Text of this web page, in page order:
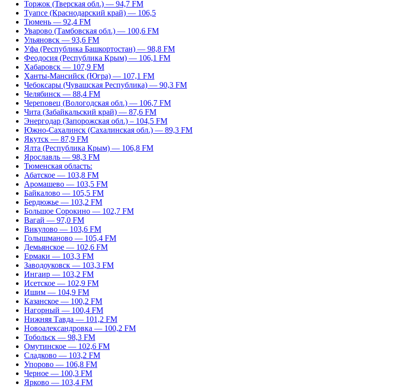
Торжок (Тверская обл.) — 94,7 FM
Туапсе (Краснодарский край) — 106,5
Тюмень — 92,4 FM
Уварово (Тамбовская обл.) — 100,6 FM
Ульяновск — 93,6 FM
Уфа (Республика Башкортостан) — 98,8 FM
Феодосия (Республика Крым) — 106,1 FM
Хабаровск — 107,9 FM
Ханты-Мансийск (Югра) — 107,1 FM
Чебоксары (Чувашская Республика) — 90,3 FM
Челябинск — 88,4 FM
Череповец (Вологодская обл.) — 106,7 FM
Чита (Забайкальский край) — 87,6 FM
Энергодар (Запорожская обл.) – 104,5 FM
Южно-Сахалинск (Сахалинская обл.) — 89,3 FM
Якутск — 87,9 FM
Ялта (Республика Крым) — 106,8 FM
Ярославль — 98,3 FM
Тюменская область:
Абатское — 103,8 FM
Аромашево — 103,5 FM
Байкалово — 105,5 FM
Бердюжье — 103,2 FM
Большое Сорокино — 102,7 FM
Вагай — 97,0 FM
Викулово — 103,6 FM
Голышманово — 105,4 FM
Демьянское — 102,6 FM
Ермаки — 103,3 FM
Заводоуковск — 103,3 FM
Ингаир — 103,2 FM
Исетское — 102,9 FM
Ишим — 104,9 FM
Казанское — 100,2 FM
Нагорный — 100,4 FM
Нижняя Тавда — 101,2 FM
Новоалександровка — 100,2 FM
Тобольск — 98,3 FM
Омутинское — 102,6 FM
Сладково — 103,2 FM
Упорово — 106,8 FM
Черное — 100,3 FM
Ярково — 103,4 FM